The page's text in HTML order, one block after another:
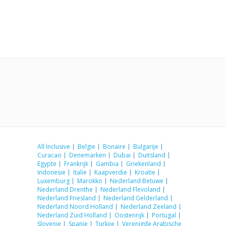
All Inclusive Belgie Bonaire
Bulgarije
Curacao
Denemarken Dubai
Duitsland
Egypte
Frankrijk Gambia
Griekenland
Indonesie
Italie Kaapverdie
Kroatie
Luxemburg
Marokko
Nederland Betuwe
Nederland Drenthe
Nederland Flevoland
Nederland Friesland
Nederland Gelderland
Nederland Noord Holland
Nederland Zeeland
Nederland Zuid Holland
Oostenrijk
Portugal
Slovenie
Spanje Turkije Verenigde Arabische